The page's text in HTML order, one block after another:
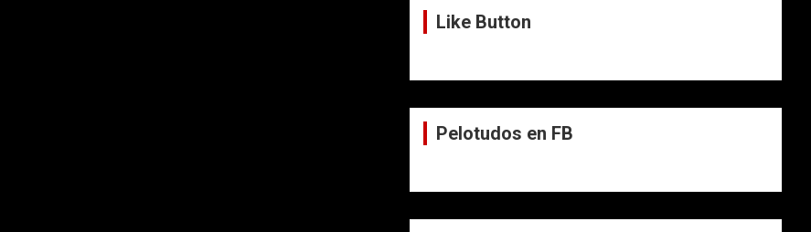
Like Button
Pelotudos en FB